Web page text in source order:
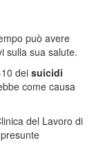
può avere
sulla sua salute.
dei suicidi
come causa
del Lavoro di